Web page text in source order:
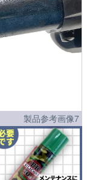
製品参考画像7